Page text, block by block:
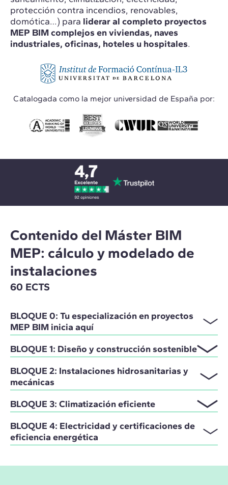
protección contra incendios, renovables,
domótica…) para liderar al completo proyectos
MEP BIM complejos en viviendas, naves
industriales, oficinas, hoteles u hospitales.
Catalogada como la mejor universidad de España por:
Contenido del Máster BIM
MEP: cálculo y modelado de
instalaciones
60 ECTS
BLOQUE 0: Tu especialización en proyectos
MEP BIM inicia aquí
BLOQUE 1: Diseño y construcción sostenible
BLOQUE 2: Instalaciones hidrosanitarias y
mecánicas
BLOQUE 3: Climatización eficiente
BLOQUE 4: Electricidad y certificaciones de
eficiencia energética